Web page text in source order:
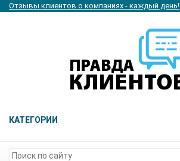
Отзывы клиентов о компаниях - каждый день!
КАТЕГОРИИ